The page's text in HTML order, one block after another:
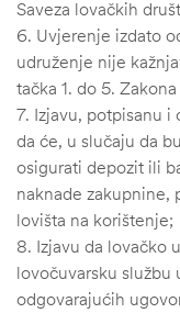
Saveza lovačkih
6. Uvjerenje izdato
udruženje nije
tačka 1. do 5.
7. Izjavu, potpisanu i
da će, u slučaju da
osigurati depozit ili
naknade zakupnine,
lovišta na korištenje;
8. Izjavu da lovačko
lovočuvarsku službu
odgovarajućih